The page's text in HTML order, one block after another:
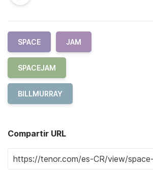
SPACE JAM
SPACEJAM
BILLMURRAY
Compartir URL